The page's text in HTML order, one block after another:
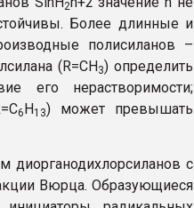
2
Более длинные и
полисиланов –
(R=СН3) определить
его нерастворимости;
6Н13) может превышать
диорганодихлорсиланов с
Вюрца. Образующиеся